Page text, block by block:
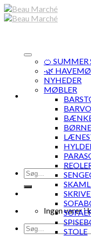
Skip
to
Søg
efter:
Ingen varer i
Søg
🍊 SUMMER
·🌿
NYHEDER
MØBLER
STOLE